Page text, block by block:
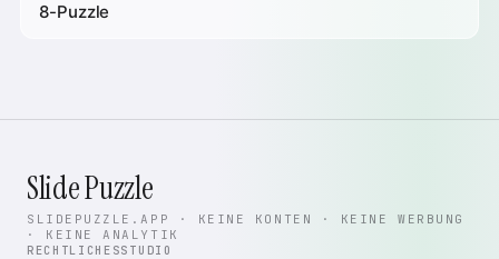
8-Puzzle
Slide Puzzle
SLIDEPUZZLE.APP · KEINE KONTEN · KEINE WERBUNG
· KEINE ANALYTIK
RECHTLICHESSTUDIO